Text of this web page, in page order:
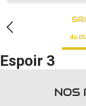
RÉSULTATS
PHOTOS /
PARTENAIRES
du
Espoir 3
NOS